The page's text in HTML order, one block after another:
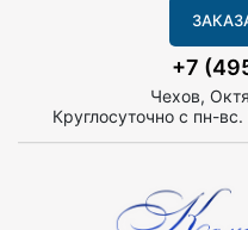
+7
Чехов,
Круглосуточно с пн-